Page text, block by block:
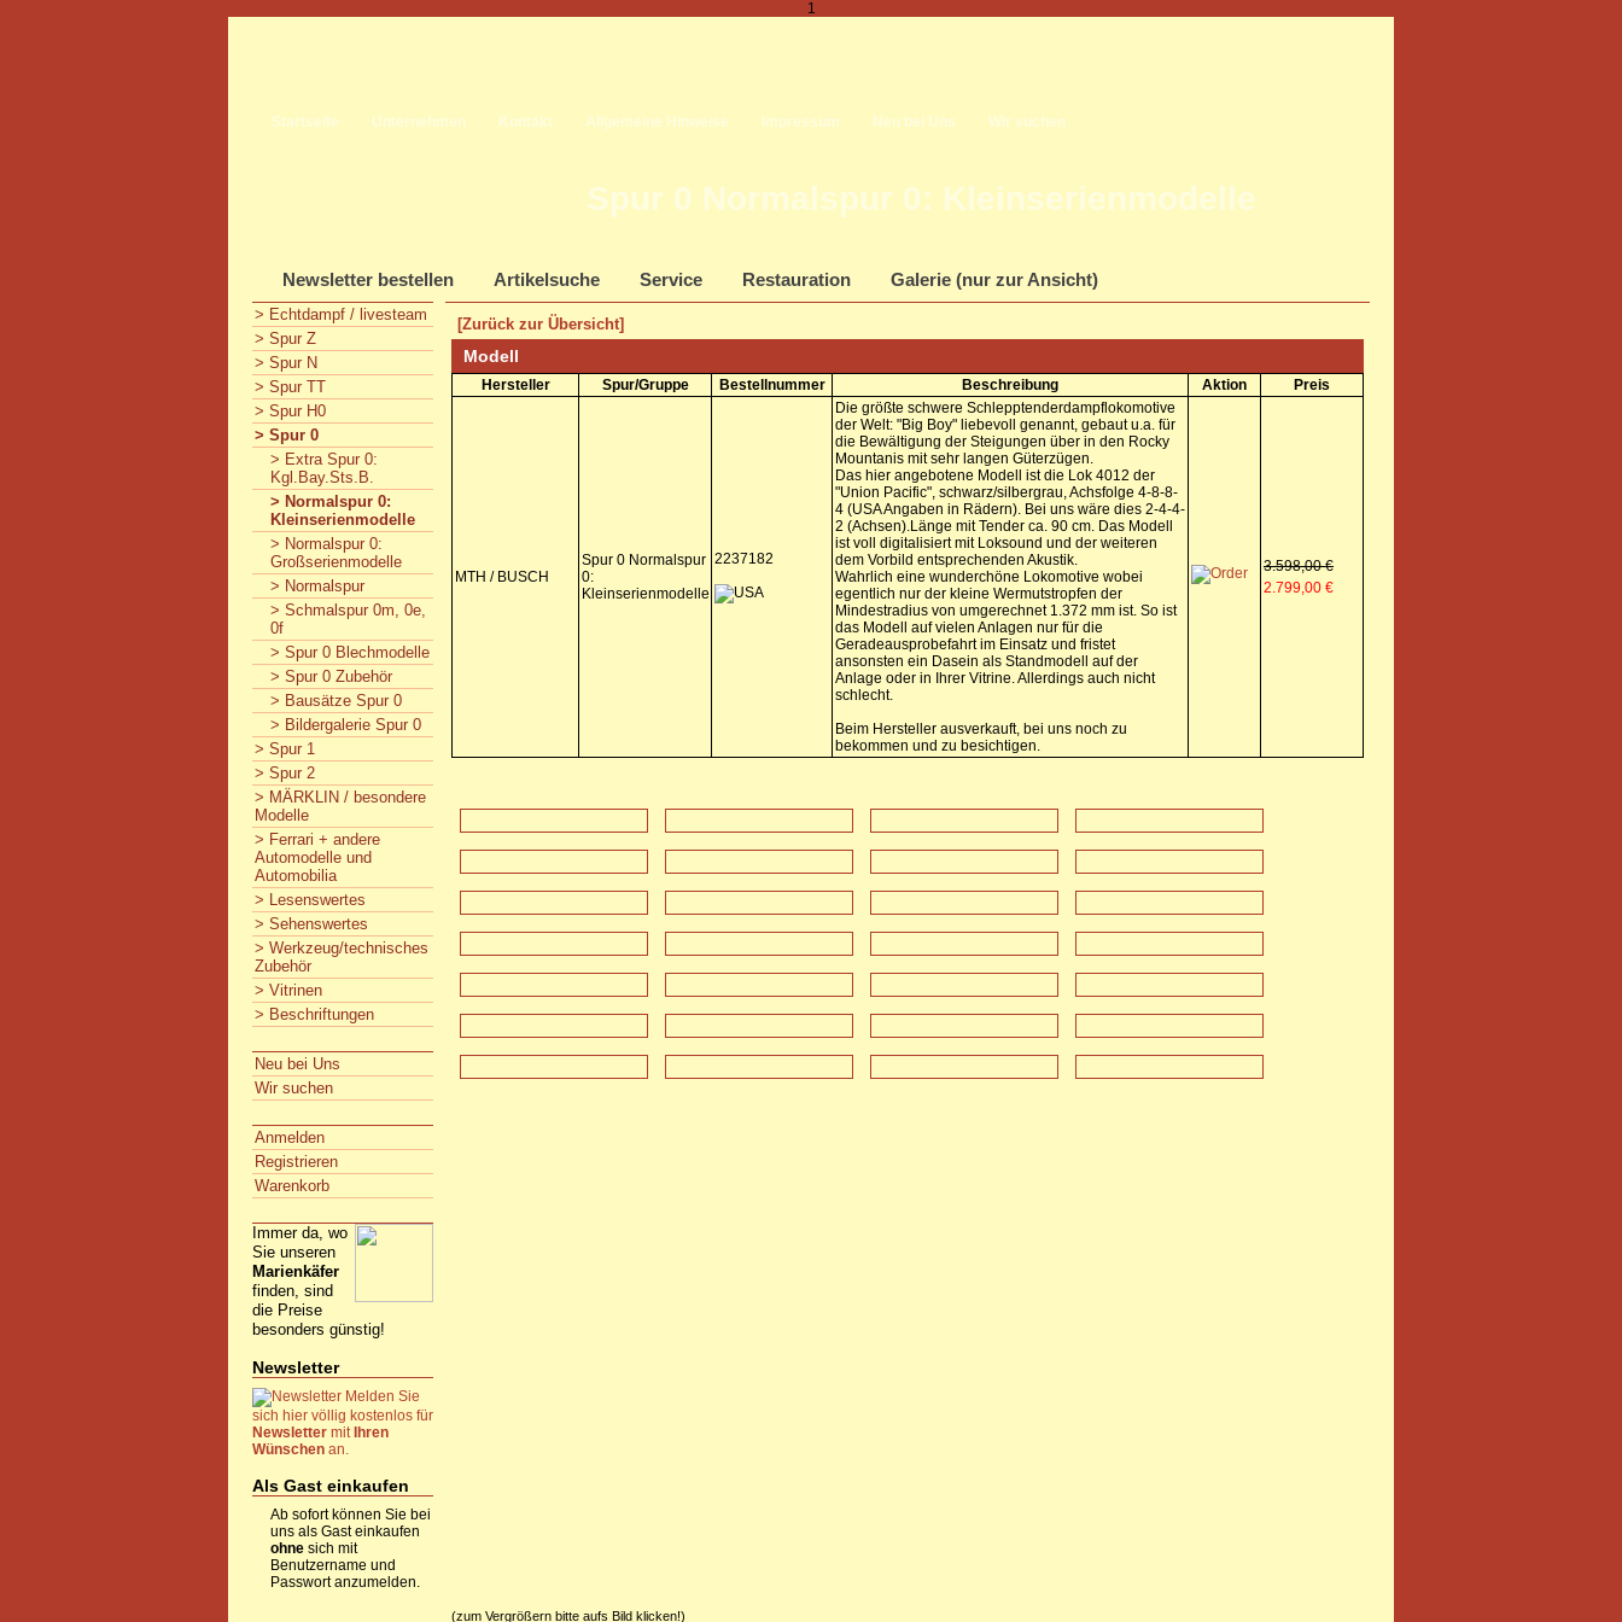
1
Startseite Unternehmen Kontakt Allgemeine Hinweise Impressum Neu bei Uns Wir suchen
Spur 0 Normalspur 0: Kleinserienmodelle
Newsletter bestellen Artikelsuche Service Restauration Galerie (nur zur Ansicht)
> Echtdampf / livesteam
> Spur Z
> Spur N
> Spur TT
> Spur H0
> Spur 0
> Extra Spur 0:
Kgl.Bay.Sts.B.
> Normalspur 0:
Kleinserienmodelle
> Normalspur 0:
Großserienmodelle
> Normalspur
> Schmalspur 0m, 0e,
0f
> Spur 0 Blechmodelle
> Spur 0 Zubehör
> Bausätze Spur 0
> Bildergalerie Spur 0
> Spur 1
> Spur 2
> MÄRKLIN / besondere
Modelle
> Ferrari + andere
Automodelle und
Automobilia
> Lesenswertes
> Sehenswertes
> Werkzeug/technisches
Zubehör
> Vitrinen
> Beschriftungen
Neu bei Uns
Wir suchen
Anmelden
Registrieren
Warenkorb
Immer da, wo
Sie unseren
Marienkäfer
finden, sind
die Preise
besonders günstig!
Newsletter
Melden Sie
sich hier völlig kostenlos für
Newsletter mit Ihren
Wünschen an.
Als Gast einkaufen
Ab sofort können Sie bei
uns als Gast einkaufen
ohne sich mit
Benutzername und
Passwort anzumelden.
[Zurück zur Übersicht]
Modell
Hersteller Spur/Gruppe Bestellnummer Beschreibung Aktion Preis
MTH / BUSCH
Spur 0 Normalspur
0:
Kleinserienmodelle
2237182
Die größte schwere Schlepptenderdampflokomotive
der Welt: "Big Boy" liebevoll genannt, gebaut u.a. für
die Bewältigung der Steigungen über in den Rocky
Mountanis mit sehr langen Güterzügen.
Das hier angebotene Modell ist die Lok 4012 der
"Union Pacific", schwarz/silbergrau, Achsfolge 4-8-8-
4 (USA Angaben in Rädern). Bei uns wäre dies 2-4-4-
2 (Achsen).Länge mit Tender ca. 90 cm. Das Modell
ist voll digitalisiert mit Loksound und der weiteren
dem Vorbild entsprechenden Akustik.
Wahrlich eine wunderchöne Lokomotive wobei
egentlich nur der kleine Wermutstropfen der
Mindestradius von umgerechnet 1.372 mm ist. So ist
das Modell auf vielen Anlagen nur für die
Geradeausprobefahrt im Einsatz und fristet
ansonsten ein Dasein als Standmodell auf der
Anlage oder in Ihrer Vitrine. Allerdings auch nicht
schlecht.
Beim Hersteller ausverkauft, bei uns noch zu
bekommen und zu besichtigen.
3.598,00 €
2.799,00 €
(zum Vergrößern bitte aufs Bild klicken!)